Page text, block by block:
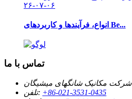
۲۶-۰۷-۰۶
انواع، فرآیندها و کاربردهای Be...
تماس با ما
شرکت مکانیک شانگهای میشیگان
تلفن: ‎+86-021-3531-0435‎